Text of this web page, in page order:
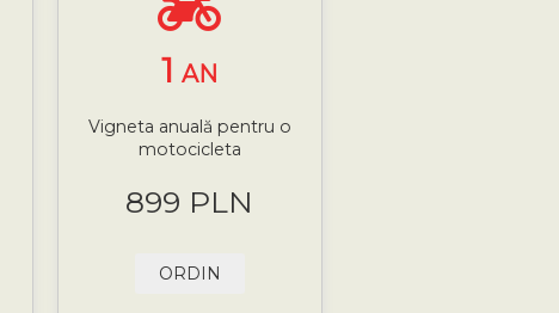
1AN
Vigneta anuală pentru o
motocicleta
899 PLN
ORDIN